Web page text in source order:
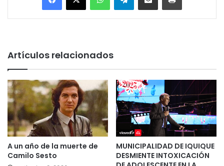
Artículos relacionados
A un año de la muerte de
Camilo Sesto
MUNICIPALIDAD DE IQUIQUE
DESMIENTE INTOXICACIÓN